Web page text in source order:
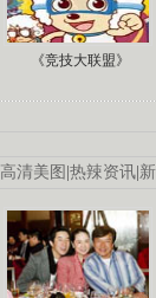
《竞技大联盟》
高清美图 热辣资讯